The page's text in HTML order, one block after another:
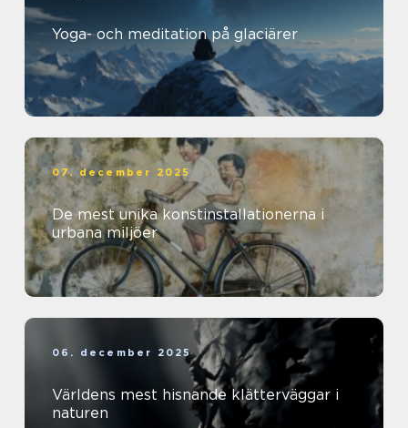
Yoga- och meditation på glaciärer
07. december 2025
De mest unika konstinstallationerna i
urbana miljöer
06. december 2025
Världens mest hisnande klätterväggar i
naturen